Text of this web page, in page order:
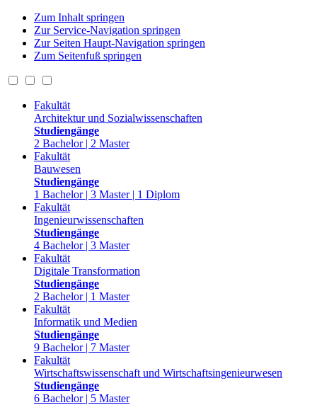
Zum Inhalt springen
Zur Service-Navigation springen
Zur Seiten Haupt-Navigation springen
Zum Seitenfuß springen
Fakultät
Architektur und Sozialwissenschaften
Studiengänge
2 Bachelor | 2 Master
Fakultät
Bauwesen
Studiengänge
1 Bachelor | 3 Master | 1 Diplom
Fakultät
Ingenieurwissenschaften
Studiengänge
4 Bachelor | 3 Master
Fakultät
Digitale Transformation
Studiengänge
2 Bachelor | 1 Master
Fakultät
Informatik und Medien
Studiengänge
9 Bachelor | 7 Master
Fakultät
Wirtschaftswissenschaft und Wirtschaftsingenieurwesen
Studiengänge
6 Bachelor | 5 Master